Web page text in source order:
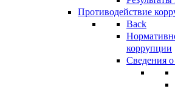
Противодействие
Back
коррупции
Сведения о